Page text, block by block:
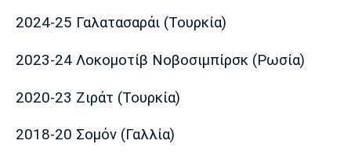
2024-25 Γαλατασαράι (Τουρκία)
2023-24 Λοκομοτίβ Νοβοσιμπίρσκ (Ρωσία)
2020-23 Ζιράτ (Τουρκία)
2018-20 Σομόν (Γαλλία)